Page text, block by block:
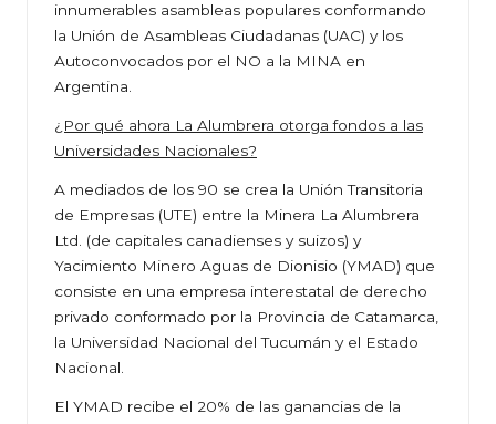
innumerables asambleas populares conformando
la Unión de Asambleas Ciudadanas (UAC) y los
Autoconvocados por el NO a la MINA en
Argentina.
¿Por qué ahora La Alumbrera otorga fondos a las
Universidades Nacionales?
A mediados de los 90 se crea la Unión Transitoria
de Empresas (UTE) entre la Minera La Alumbrera
Ltd. (de capitales canadienses y suizos) y
Yacimiento Minero Aguas de Dionisio (YMAD) que
consiste en una empresa interestatal de derecho
privado conformado por la Provincia de Catamarca,
la Universidad Nacional del Tucumán y el Estado
Nacional.
El YMAD recibe el 20% de las ganancias de la